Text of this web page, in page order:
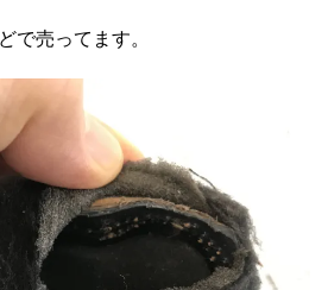
で売ってます。